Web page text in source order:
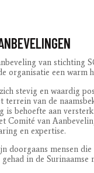
van stichting
organisatie een warm
stevig en waardig
terrein van de
is behoefte aan
Comité van
en expertise.
doorgaans mensen
in de Surinaamse